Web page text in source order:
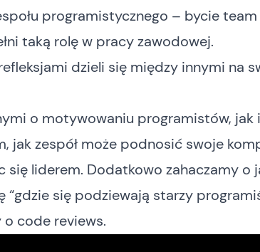
programistycznego – bycie
taką rolę w pracy zawodowej.
dzieli się między innymi na
o motywowaniu programistów, jak
jak zespół może podnosić swoje
się liderem. Dodatkowo zahaczamy o
“gdzie się podziewają starzy
code reviews.